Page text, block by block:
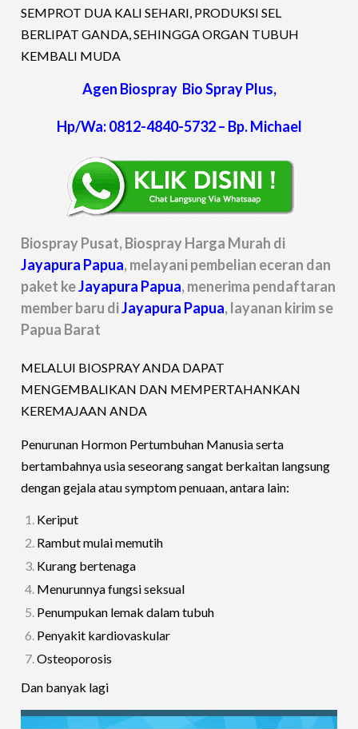
SEMPROT DUA KALI SEHARI, PRODUKSI SEL
BERLIPAT GANDA, SEHINGGA ORGAN TUBUH
KEMBALI MUDA
Agen Biospray Bio Spray Plus,
Hp/Wa: 0812-4840-5732 – Bp. Michael
Biospray Pusat, Biospray Harga Murah di
Jayapura Papua, melayani pembelian eceran dan
paket keJayapura Papua, menerima pendaftaran
member baru diJayapura Papua, layanan kirim se
Papua Barat
MELALUI BIOSPRAY ANDA DAPAT
MENGEMBALIKAN DAN MEMPERTAHANKAN
KEREMAJAAN ANDA
Penurunan Hormon Pertumbuhan Manusia serta
bertambahnya usia seseorang sangat berkaitan langsung
dengan gejala atau symptom penuaan, antara lain:
Keriput
Rambut mulai memutih
Kurang bertenaga
Menurunnya fungsi seksual
Penumpukan lemak dalam tubuh
Penyakit kardiovaskular
Osteoporosis
Dan banyak lagi